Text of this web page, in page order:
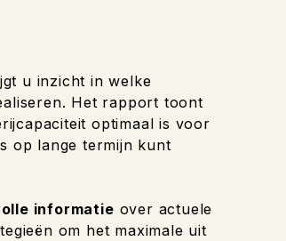
u inzicht in welke
Het rapport toont
optimaal is voor
op lange termijn kunt
informatie over actuele
om het maximale uit